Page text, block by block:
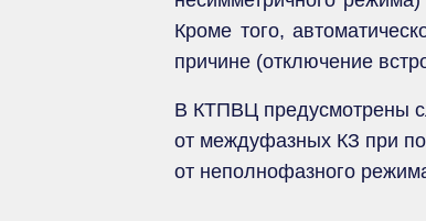
Кроме того,
причине (отключение
В КТПВЦ предусмотрены
от междуфазных КЗ при
от неполнофазного